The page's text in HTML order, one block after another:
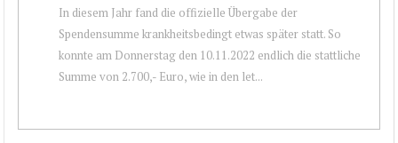
In diesem Jahr fand die offizielle Übergabe der
Spendensumme krankheitsbedingt etwas später statt. So
konnte am Donnerstag den 10.11.2022 endlich die stattliche
Summe von 2.700,- Euro, wie in den let...